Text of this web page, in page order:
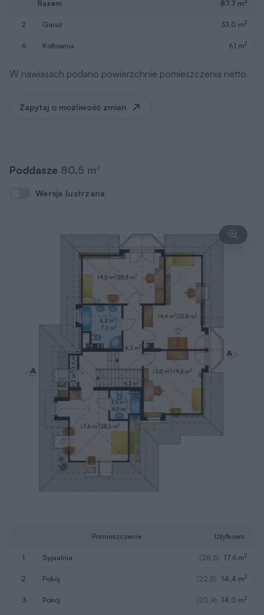
Razem 87,7 m
2 garaż 33,0 m2
6 kotłownia 6,1 m2
W nawiasach podano powierzchnie pomieszczenia netto
Zapytaj o możliwość zmian
Poddasze 80,5 m2
Wersja lustrzana
Wersja lustrzana
Pomieszczenie Użytkowa
1 sypialnia (28,5) 17,6 m2
2 pokój (22,8) 14,4 m2
3 pokój (20,9) 14,0 m2